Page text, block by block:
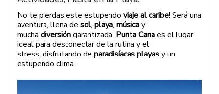
No te pierdas este estupendo viaje al caribe! Será una
aventura, llena de sol, playa, músicay
mucha diversióngarantizada. Punta Canaes el lugar
ideal para desconectar de la rutina y el
stress, disfrutando de paradisíacas playasy un
estupendo clima.